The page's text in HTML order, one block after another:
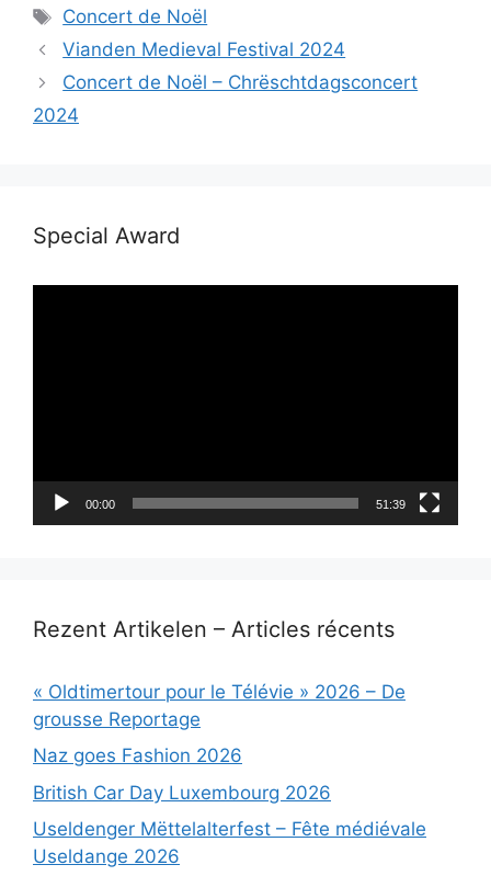
Étiquettes
Concert de Noël
Vianden Medieval Festival 2024
Concert de Noël – Chrëschtdagsconcert
2024
Special Award
00:00 51:39
Rezent Artikelen – Articles récents
« Oldtimertour pour le Télévie » 2026 – De
grousse Reportage
Naz goes Fashion 2026
British Car Day Luxembourg 2026
Useldenger Mëttelalterfest – Fête médiévale
Useldange 2026